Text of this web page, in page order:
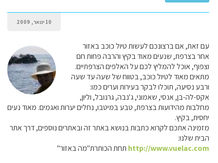
10 ינואר, 2009
עם זאת, אם ברצונכם לעשות טיול כוכב באזור
אחר בצרפת, שנעים מאוד בקיץ והרבה פחות חם
וצפוף, אוכל להמליץ לכם על האלפים הצרפתיים.
מתאים מאוד לטיול כוכב, בטווח של שעה עד שעה
ורבע נסיעה, תוכלו לבקר בעירות וערים כמו:
אקס-לה-בן, אנסי, שאמוני, ג'נבה, גרנובל, וליון,
מחלבות מהידועות בצרפת, טבע במיטבו, נחלים יערות ואגמים. מאוד נעים
יחסית, בקיץ.
מזמינה אתכם לקרוא כתבות בנושא באתר זה ובאתרים נוספים, דרך אתר
הבית שלנו:
http://www.vuelac.com תחת הכותרת"מה באזור"